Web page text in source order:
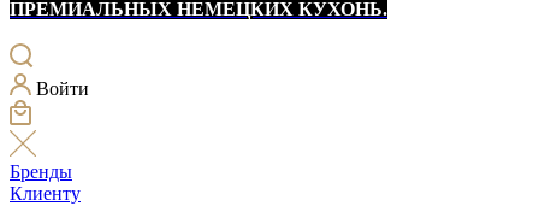
ПРЕМИАЛЬНЫХ НЕМЕЦКИХ КУХОНЬ.
Войти
Бренды
Клиенту